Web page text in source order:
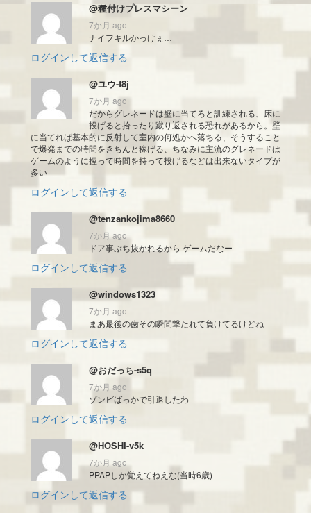
@種付けプレスマシーン
7か月 ago
ナイフキルかっけぇ…
ログインして返信する
@ユウ-f8j
7か月 ago
だからグレネードは壁に当てろと訓練される、床に
投げると拾ったり蹴り返される恐れがあるから。壁
に当てれば基本的に反射して室内の何処かへ落ちる、そうすること
で爆発までの時間をきちんと稼げる、ちなみに主流のグレネードは
ゲームのように握って時間を持って投げるなどは出来ないタイプが
多い
ログインして返信する
@tenzankojima8660
7か月 ago
ドア事ぶち抜かれるから ゲームだなー
ログインして返信する
@windows1323
7か月 ago
まあ最後の歯その瞬間撃たれて負けてるけどね
ログインして返信する
@おだっち-s5q
7か月 ago
ゾンビばっかで引退したわ
ログインして返信する
@HOSHI-v5k
7か月 ago
PPAPしか覚えてねえな(当時6歳)
ログインして返信する